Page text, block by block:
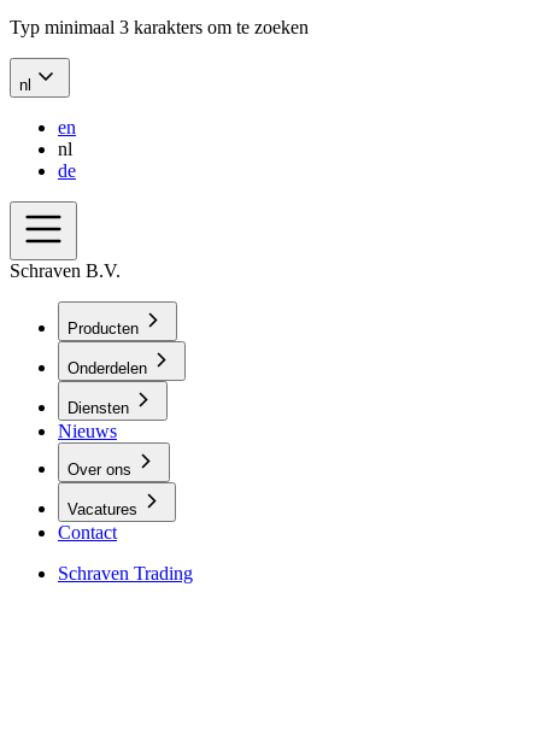
Typ minimaal 3 karakters om te zoeken
nl
en
nl
de
Schraven B.V.
Producten
Onderdelen
Diensten
Nieuws
Over ons
Vacatures
Contact
Schraven Trading